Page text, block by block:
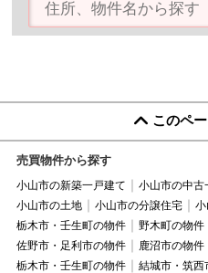
このペ
売買物件から探す
小山市の新築一戸建て 小山市の中古
小山市の土地
小山市の分譲住宅
栃木市・壬生町の物件
野木町の物件
佐野市・足利市の物件
鹿沼市の物件
栃木市・壬生町の物件
結城市・筑西